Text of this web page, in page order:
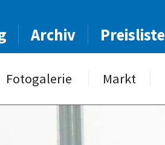
Archiv Preisliste
Fotogalerie Markt